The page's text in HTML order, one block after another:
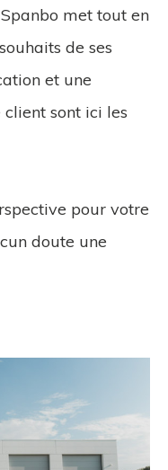
met tout en
de ses
et une
sont ici les
pour votre
doute une